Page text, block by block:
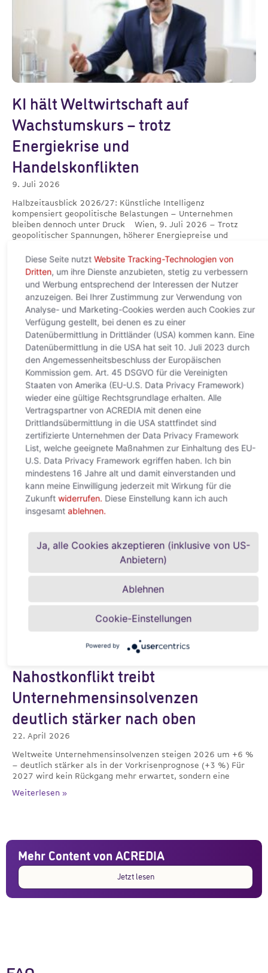
KI hält Weltwirtschaft auf
Wachstumskurs – trotz
Energiekrise und
Handelskonflikten
9. Juli 2026
Halbzeitausblick 2026/27: Künstliche Intelligenz
kompensiert geopolitische Belastungen – Unternehmen
bleiben dennoch unter Druck Wien, 9. Juli 2026 – Trotz
geopolitischer Spannungen, höherer Energiepreise und
KI verändert den Welthandel
grundlegend – Europa droht neue
digitale Abhängigkeit
22. Mai 2026
Neue Studie von ACREDIA und Allianz Trade zeigt: Der globale
AI-Boom verschiebt Macht, Infrastruktur und Wertschöpfung
Wien, 22. Mai 2026 – Künstliche Intelligenz entwickelt sich
rasant zu
Nahostkonflikt treibt
Unternehmensinsolvenzen
deutlich stärker nach oben
22. April 2026
Weltweite Unternehmensinsolvenzen steigen 2026 um +6 %
– deutlich stärker als in der Vorkrisenprognose (+3 %) Für
2027 wird kein Rückgang mehr erwartet, sondern eine
Weiterlesen »
Mehr Content von ACREDIA
Jetzt lesen
Diese Seite nutzt Website Tracking-Technologien von
Dritten, um ihre Dienste anzubieten, stetig zu verbessern
und Werbung entsprechend der Interessen der Nutzer
anzuzeigen. Bei Ihrer Zustimmung zur Verwendung von
Analyse- und Marketing-Cookies werden auch Cookies zur
Verfügung gestellt, bei denen es zu einer
Datenübermittlung in Drittländer (USA) kommen kann. Eine
Datenübermittlung in die USA hat seit 10. Juli 2023 durch
den Angemessenheitsbeschluss der Europäischen
Kommission gem. Art. 45 DSGVO für die Vereinigten
Staaten von Amerika (EU-U.S. Data Privacy Framework)
wieder eine gültige Rechtsgrundlage erhalten. Alle
Vertragspartner von ACREDIA mit denen eine
Drittlandsübermittlung in die USA stattfindet sind
zertifizierte Unternehmen der Data Privacy Framework
List, welche geeignete Maßnahmen zur Einhaltung des EU-
U.S. Data Privacy Framework egriffen haben. Ich bin
mindestens 16 Jahre alt und damit einverstanden und
kann meine Einwilligung jederzeit mit Wirkung für die
Zukunft widerrufen. Diese Einstellung kann ich auch
insgesamt ablehnen.
Ja, alle Cookies akzeptieren (inklusive von US-
Anbietern)
Ablehnen
Cookie-Einstellungen
Powered by